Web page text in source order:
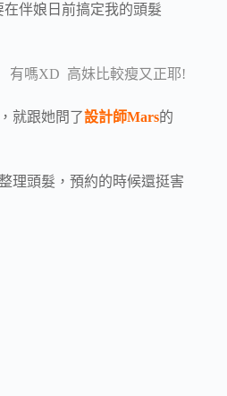
伴娘日前搞定我的頭髮
有嗎XD 高妹比較瘦又正耶!
就跟她問了設計師Mars的
理頭髮，預約的時候還挺害